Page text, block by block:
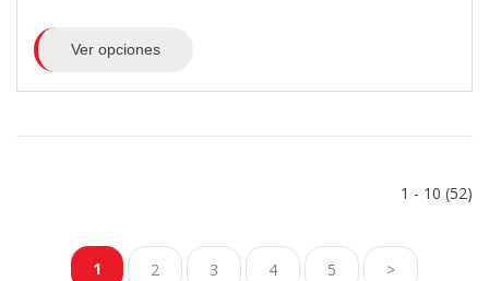
Ver opciones
1 - 10 (52)
1 2 3 4 5 >